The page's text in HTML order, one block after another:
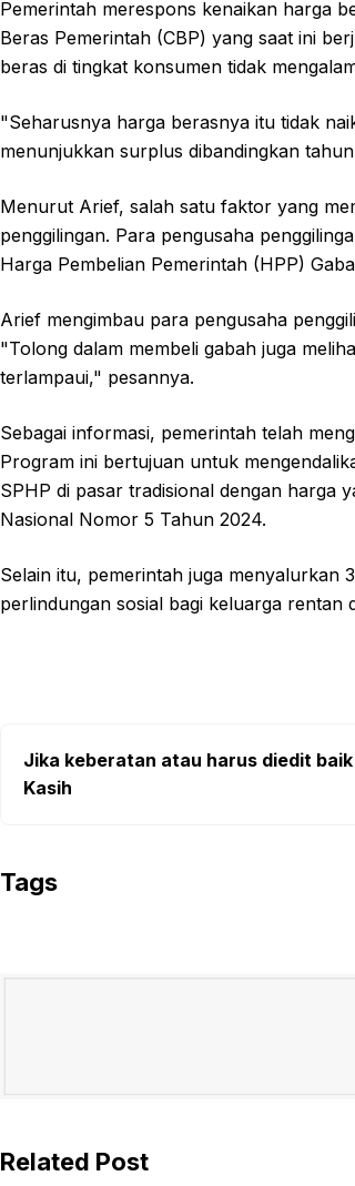
Pemerintah merespons kenaikan harga
Beras Pemerintah (CBP) yang saat ini
beras di tingkat konsumen tidak
"Seharusnya harga berasnya itu tidak
menunjukkan surplus dibandingkan
Menurut Arief, salah satu faktor yang
penggilingan. Para pengusaha
Harga Pembelian Pemerintah (HPP)
Arief mengimbau para pengusaha
"Tolong dalam membeli gabah juga
terlampaui," pesannya.
Sebagai informasi, pemerintah telah
Program ini bertujuan untuk
SPHP di pasar tradisional dengan harga
Nasional Nomor 5 Tahun 2024.
Selain itu, pemerintah juga menyalurkan
perlindungan sosial bagi keluarga rentan
Jika keberatan atau harus diedit
Kasih
Tags
Related Post